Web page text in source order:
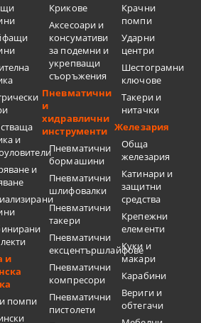
и
и
и
помпи
Крикове
Аксесоари и
консумативи
за подемни и
укрепващи
съоръжения
Пневматични
и
хидравлични
инструменти
Пневматични
бормашини
Пневматични
шлифовалки
Пневматични
такери
Пневматични
ексцентършлайфове
Пневматични
компресори
Пневматични
пистолети
Крачни
помпи
Ударни
центри
Шестограмни
ключове
Такери и
нитачки
Железария
Обща
железария
Катинари и
защитни
средства
Крепежни
елементи
Куки и
макари
Карабини
Вериги и
обтегачи